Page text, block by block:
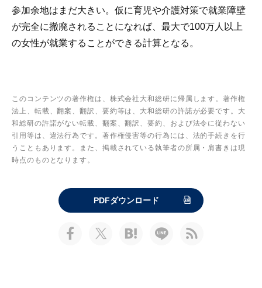
参加余地はまだ大きい。仮に育児や介護対策で就業障壁
が完全に撤廃されることになれば、最大で100万人以上
の女性が就業することができる計算となる。
このコンテンツの著作権は、株式会社大和総研に帰属します。著作権
法上、転載、翻案、翻訳、要約等は、大和総研の許諾が必要です。大
和総研の許諾がない転載、翻案、翻訳、要約、および法令に従わない
引用等は、違法行為です。著作権侵害等の行為には、法的手続きを行
うこともあります。また、掲載されている執筆者の所属・肩書きは現
時点のものとなります。
PDFダウンロード